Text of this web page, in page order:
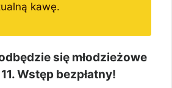
kawę.
się młodzieżowe
Wstęp bezpłatny!